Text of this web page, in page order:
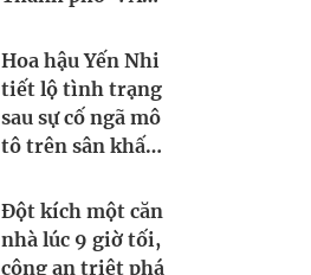
kết nối tình hữu
nghị quốc tế
Hoa hậu Yến Nhi
tiết lộ tình trạng
sau sự cố ngã mô
tô trên sân khấu
Vietnam 2026
Đột kích một căn
nhà lúc 9 giờ tối,
công an triệt phá